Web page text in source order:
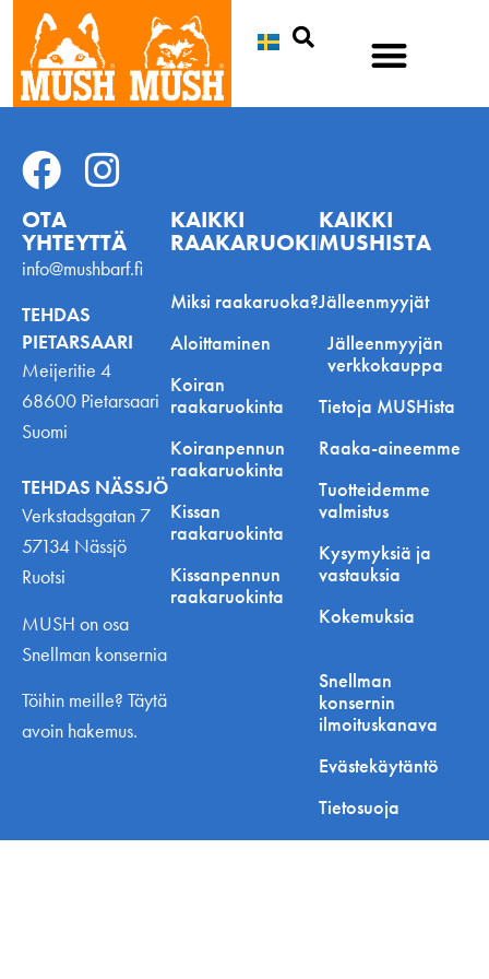
OTA
YHTEYTTÄ
info@mushbarf.fi
TEHDAS
PIETARSAARI
Meijeritie 4
68600 Pietarsaari
Suomi
TEHDAS NÄSSJÖ
Verkstadsgatan 7
57134 Nässjö
Ruotsi
MUSH on osa
Snellman konsernia
Töihin meille? Täytä
avoin hakemus.
KAIKKI
RAAKARUOKINNASTA
Miksi raakaruoka?
Aloittaminen
Koiran
raakaruokinta
Koiranpennun
raakaruokinta
Kissan
raakaruokinta
Kissanpennun
raakaruokinta
KAIKKI
MUSHISTA
Jälleenmyyjät
Jälleenmyyjän
verkkokauppa
Tietoja MUSHista
Raaka-aineemme
Tuotteidemme
valmistus
Kysymyksiä ja
vastauksia
Kokemuksia
Snellman
konsernin
ilmoituskanava
Evästekäytäntö
Tietosuoja